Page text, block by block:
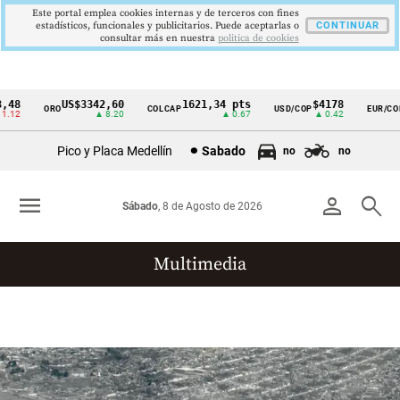
Cintillo
Colombia
OROUS$3342,60
▲ 8.20
COLCAP1621,34 pts
▲ 0.67
USD/COP$4178
▲ 0.42
EUR/COP
Pico y Placa Medellín Sabado no no
person search
Sábado, 8 de Agosto de 2026
menu
Multimedia
Este portal emplea cookies internas y de terceros con fines
estadísticos, funcionales y publicitarios. Puede aceptarlas o
consultar más en nuestra politica de cookies
CONTINUAR